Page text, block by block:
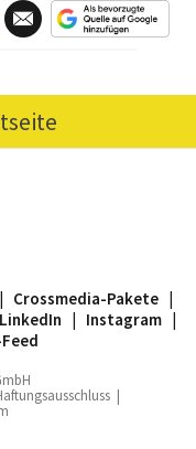
| Crossmedia-Pakete |
LinkedIn | Instagram |
Feed
|